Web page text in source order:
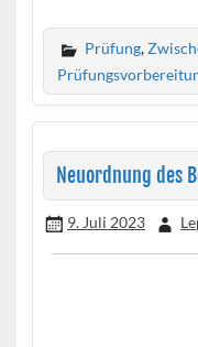
Prüfung,
Neuordnung des
9. Juli 2023